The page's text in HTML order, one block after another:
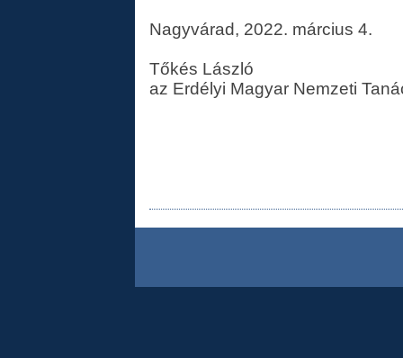
Nagyvárad, 2022. március 4.
Tőkés László
az Erdélyi Magyar Nemzeti